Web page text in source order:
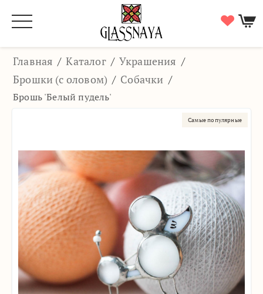
Главная / Каталог / Украшения /
Брошки (с оловом) / Собачки /
Брошь 'Белый пудель'
Самые популярные